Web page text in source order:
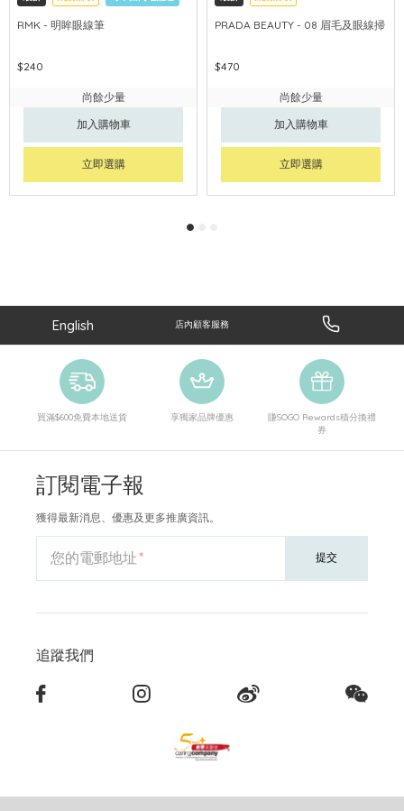
RMK - 明眸眼線筆
$240
尚餘少量
加入購物車
立即選購
PRADA BEAUTY - 08 眉毛及眼線掃
$470
尚餘少量
加入購物車
立即選購
English 店內顧客服務
買滿$600免費本地送貨 享獨家品牌優惠
賺SOGO Rewards積分換禮
券
訂閱電子報
獲得最新消息、優惠及更多推廣資訊。
您的電郵地址 提交
追蹤我們